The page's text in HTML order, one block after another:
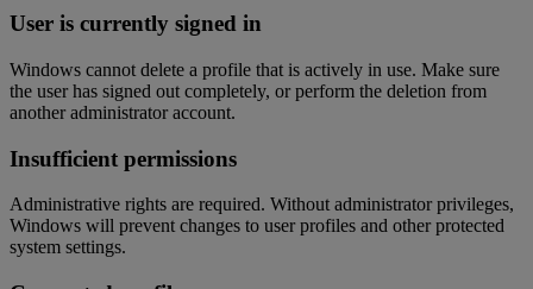
User is currently signed in
Windows cannot delete a profile that is actively in use. Make sure
the user has signed out completely, or perform the deletion from
another administrator account.
Insufficient permissions
Administrative rights are required. Without administrator privileges,
Windows will prevent changes to user profiles and other protected
system settings.